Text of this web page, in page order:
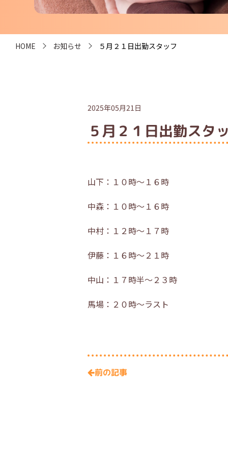
HOME お知らせ ５月２１日出勤スタッフ
2025年05月21日
５月２１日出勤スタ
山下：１０時～１６時
中森：１０時～１６時
中村：１２時～１７時
伊藤：１６時～２１時
中山：１７時半～２３時
馬場：２０時～ラスト
前の記事